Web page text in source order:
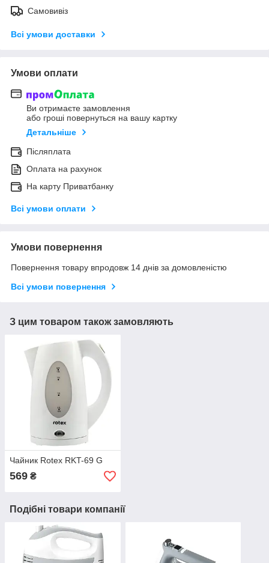
Самовивіз
Всі умови доставки
Умови оплати
Ви отримаєте замовлення
або гроші повернуться на вашу картку
Детальніше
Післяплата
Оплата на рахунок
На карту Приватбанку
Всі умови оплати
Умови повернення
Повернення товару впродовж 14 днів за домовленістю
Всі умови повернення
З цим товаром також замовляють
Чайник Rotex RKT-69 G
569 ₴
Подібні товари компанії